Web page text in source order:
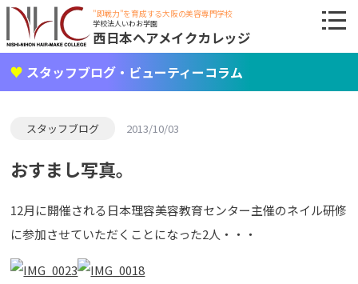
"即戦力"を育成する大阪の美容専門学校
学校法人いわお学園
西日本ヘアメイクカレッジ
スタッフブログ・ビューティーコラム
スタッフブログ 2013/10/03
おすまし写真。
12月に開催される日本理容美容教育センター主催のネイル研修
に参加させていただくことになった2人・・・